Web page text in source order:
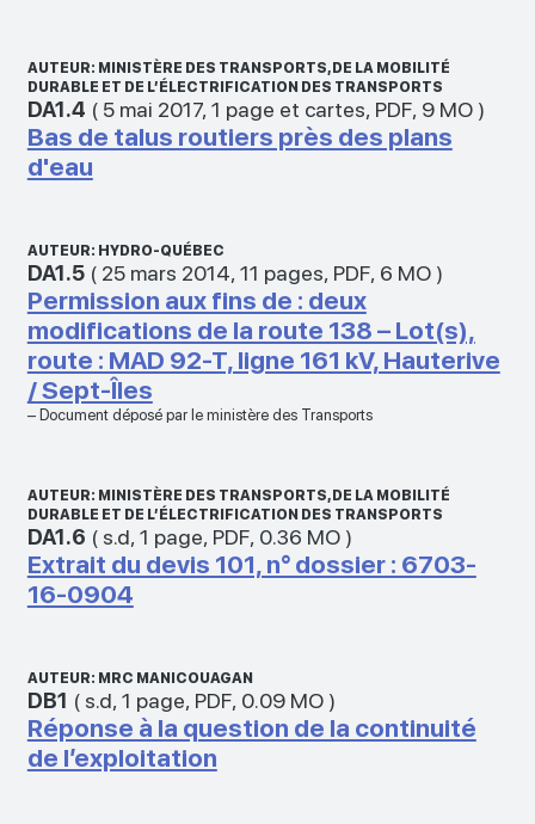
AUTEUR: MINISTÈRE DES TRANSPORTS, DE LA MOBILITÉ
DURABLE ET DE L’ÉLECTRIFICATION DES TRANSPORTS
DA1.4 ( 5 mai 2017, 1 page et cartes, PDF, 9 MO)
Bas de talus routiers près des plans
d'eau
AUTEUR: HYDRO-QUÉBEC
DA1.5( 25 mars 2014, 11 pages, PDF, 6 MO)
Permission aux fins de : deux
modifications de la route 138 – Lot(s),
route : MAD 92-T, ligne 161 kV, Hauterive
/ Sept-Îles
– Document déposé par le ministère des Transports
AUTEUR: MINISTÈRE DES TRANSPORTS, DE LA MOBILITÉ
DURABLE ET DE L’ÉLECTRIFICATION DES TRANSPORTS
DA1.6 ( s.d, 1 page, PDF, 0.36 MO)
Extrait du devis 101, n° dossier : 6703-
16-0904
AUTEUR: MRC MANICOUAGAN
DB1 ( s.d, 1 page, PDF, 0.09 MO)
Réponse à la question de la continuité
de l’exploitation